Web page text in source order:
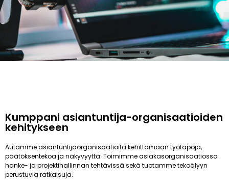
Kumppani asiantuntija-organisaatioiden
kehitykseen
Autamme asiantuntijaorganisaatioita kehittämään työtapoja,
päätöksentekoa ja näkyvyyttä. Toimimme asiakasorganisaatiossa
hanke- ja projektihallinnan tehtävissä sekä tuotamme tekoälyyn
perustuvia ratkaisuja.